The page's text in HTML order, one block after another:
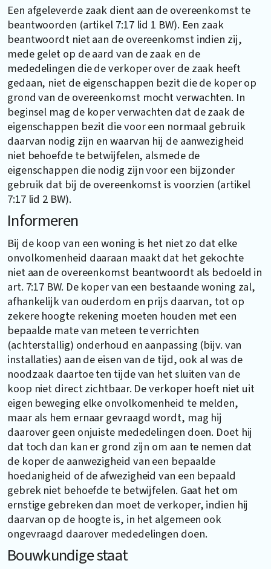
Een afgeleverde zaak dient aan de overeenkomst te
beantwoorden (artikel 7:17 lid 1 BW). Een zaak
beantwoordt niet aan de overeenkomst indien zij,
mede gelet op de aard van de zaak en de
mededelingen die de verkoper over de zaak heeft
gedaan, niet de eigenschappen bezit die de koper op
grond van de overeenkomst mocht verwachten. In
beginsel mag de koper verwachten dat de zaak de
eigenschappen bezit die voor een normaal gebruik
daarvan nodig zijn en waarvan hij de aanwezigheid
niet behoefde te betwijfelen, alsmede de
eigenschappen die nodig zijn voor een bijzonder
gebruik dat bij de overeenkomst is voorzien (artikel
7:17 lid 2 BW).
Informeren
Bij de koop van een woning is het niet zo dat elke
onvolkomenheid daaraan maakt dat het gekochte
niet aan de overeenkomst beantwoordt als bedoeld in
art. 7:17 BW. De koper van een bestaande woning zal,
afhankelijk van ouderdom en prijs daarvan, tot op
zekere hoogte rekening moeten houden met een
bepaalde mate van meteen te verrichten
(achterstallig) onderhoud en aanpassing (bijv. van
installaties) aan de eisen van de tijd, ook al was de
noodzaak daartoe ten tijde van het sluiten van de
koop niet direct zichtbaar. De verkoper hoeft niet uit
eigen beweging elke onvolkomenheid te melden,
maar als hem ernaar gevraagd wordt, mag hij
daarover geen onjuiste mededelingen doen. Doet hij
dat toch dan kan er grond zijn om aan te nemen dat
de koper de aanwezigheid van een bepaalde
hoedanigheid of de afwezigheid van een bepaald
gebrek niet behoefde te betwijfelen. Gaat het om
ernstige gebreken dan moet de verkoper, indien hij
daarvan op de hoogte is, in het algemeen ook
ongevraagd daarover mededelingen doen.
Bouwkundige staat